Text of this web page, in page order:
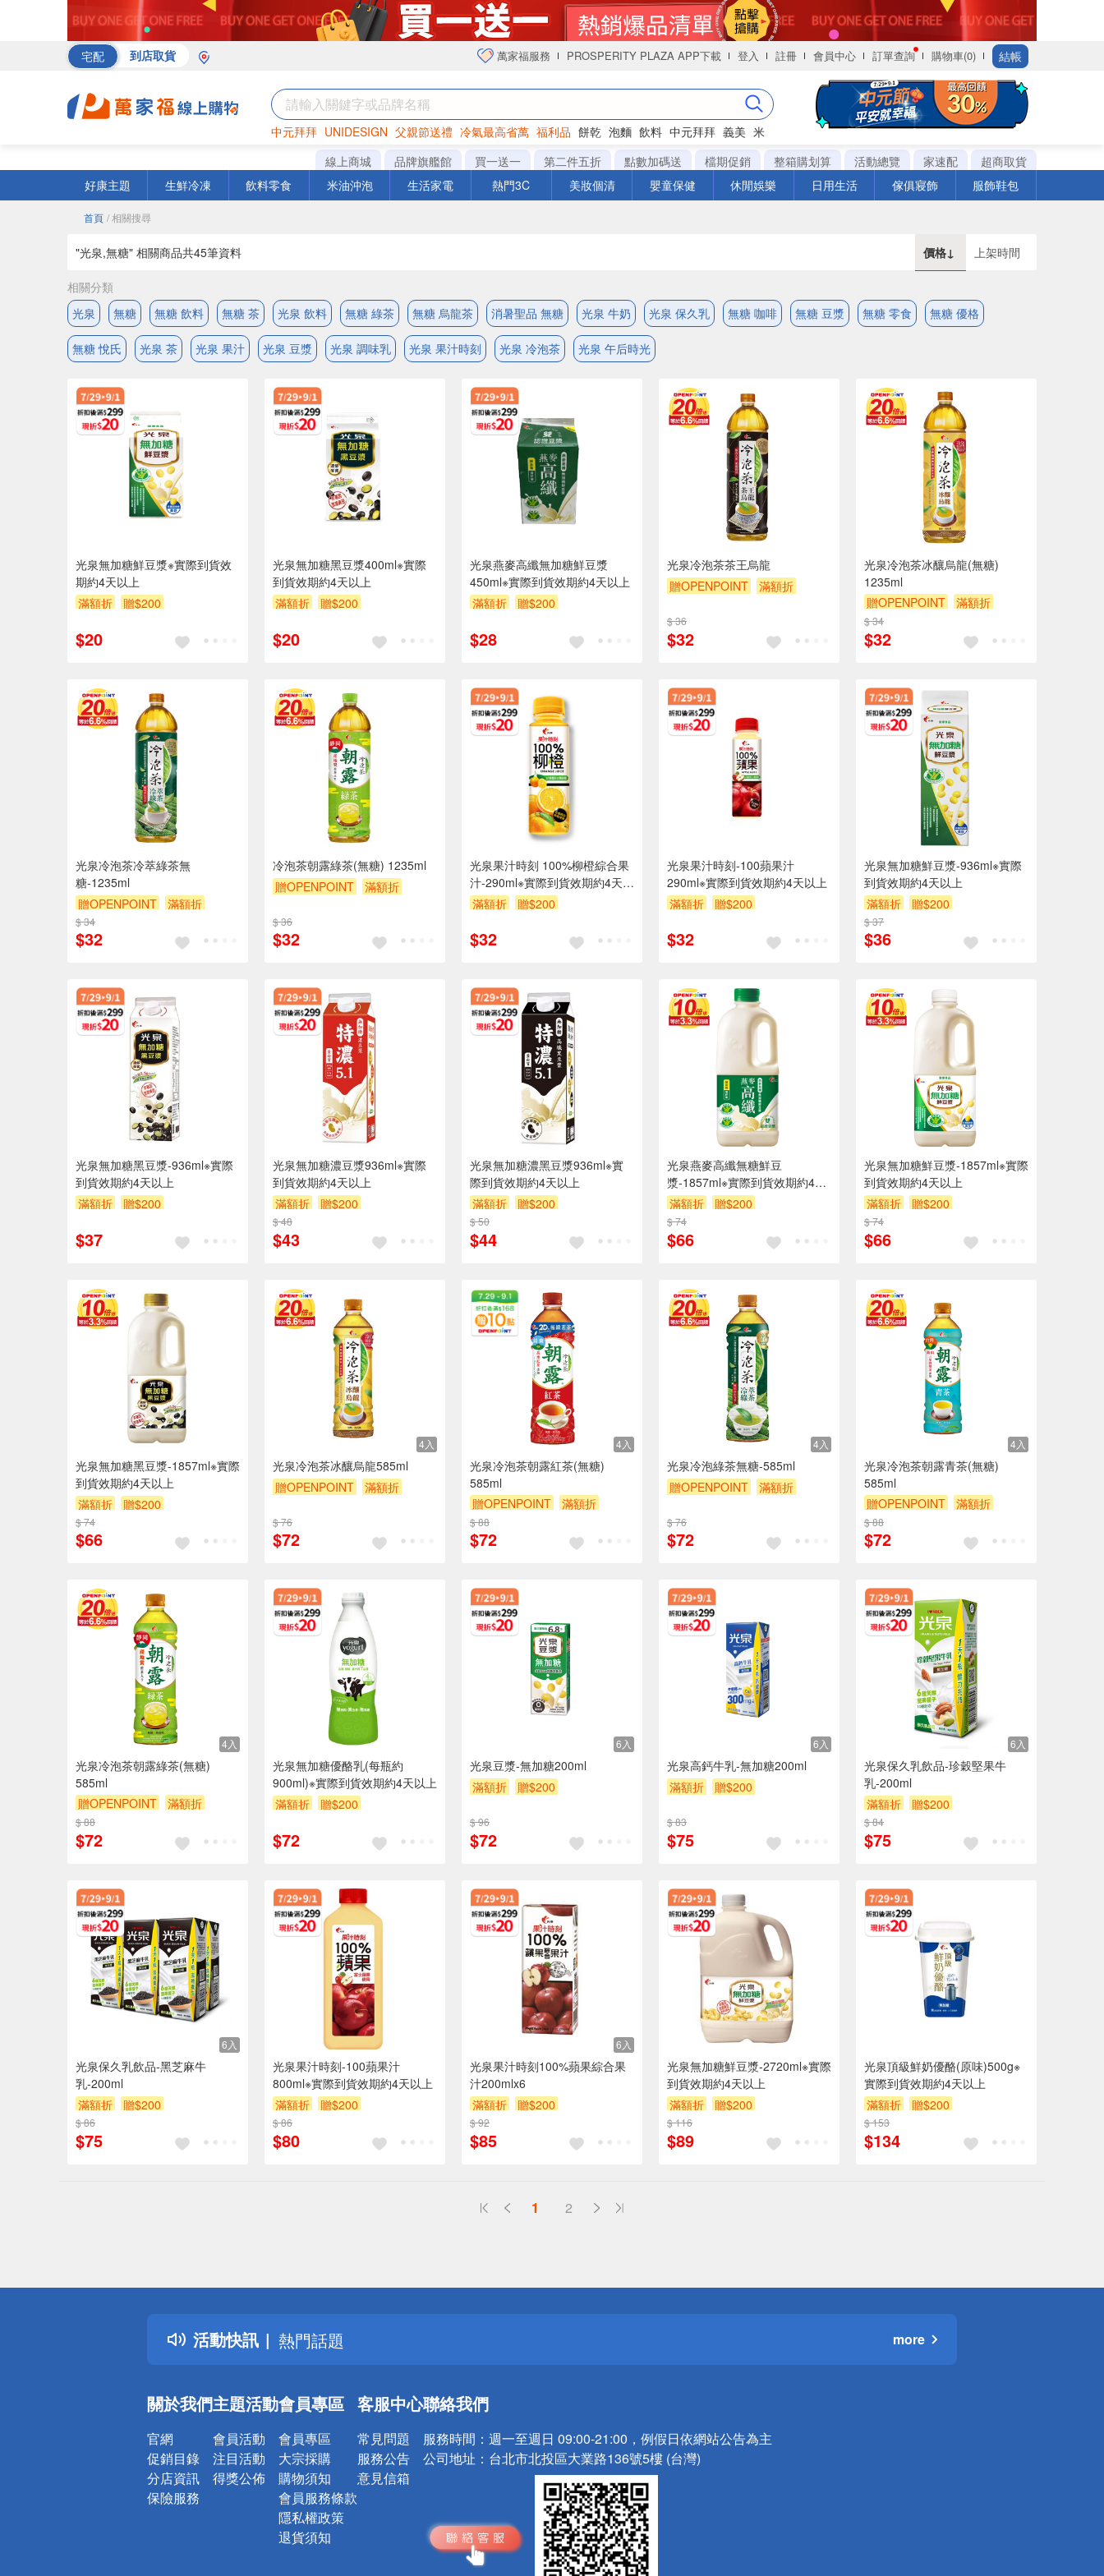
宅配 到店取貨 萬家福服務 PROSPERITY PLAZA APP下載 登入 註冊 會員中心 訂單查詢 購物車(0) 結帳
中元拜拜 UNIDESIGN 父親節送禮 冷氣最高省萬 福利品 餅乾 泡麵 飲料 中元拜拜 義美 米
巧克力 罐頭 衛生紙
線上商城 品牌旗艦館 買一送一 第二件五折 點數加碼送 檔期促銷 整箱購划算 活動總覽 家速配
超商取貨
好康主題
生鮮冷凍 飲料零食 米油沖泡 生活家電 熱門3C 美妝個清 嬰童保健 休閒娛樂 日用生活 傢俱寢飾 服飾鞋包
首頁 / 相關搜尋
"光泉,無糖" 相關商品共45筆資料 價格↓ 上架時間
相關分類
光泉
無糖 無糖 飲料 無糖 茶 光泉 飲料 無糖 綠茶 無糖 烏龍茶 消暑聖品 無糖 光泉 牛奶 光泉 保久乳 無糖 咖啡 無糖 豆漿 無糖 零食 無糖 優格
無糖 悅氏 光泉 茶 光泉 果汁 光泉 豆漿 光泉 調味乳 光泉 果汁時刻 光泉 冷泡茶 光泉 午后時光
光泉無加糖鮮豆漿※實際到貨效
期約4天以上
滿額折
贈$200
$20
光泉無加糖黑豆漿400ml※實際
到貨效期約4天以上
滿額折
贈$200
$20
光泉燕麥高纖無加糖鮮豆漿
450ml※實際到貨效期約4天以上
滿額折
贈$200
$28
光泉冷泡茶茶王烏龍
贈OPENPOINT
滿額折
$ 36
$32
光泉冷泡茶冰釀烏龍(無糖)
1235ml
贈OPENPOINT
滿額折
贈$200
$ 34
$32
光泉冷泡茶冷萃綠茶無
糖-1235ml
贈OPENPOINT
滿額折
贈$200
$ 34
$32
冷泡茶朝露綠茶(無糖) 1235ml
贈OPENPOINT
滿額折
$ 36
$32
光泉果汁時刻 100%柳橙綜合果
汁-290ml※實際到貨效期約4天以
上
滿額折 贈$200
$32
光泉果汁時刻-100蘋果汁
290ml※實際到貨效期約4天以上
滿額折
贈$200
$32
光泉無加糖鮮豆漿-936ml※實際
到貨效期約4天以上
滿額折
贈$200
$ 37
$36
光泉無加糖黑豆漿-936ml※實際
到貨效期約4天以上
滿額折
贈$200
$37
光泉無加糖濃豆漿936ml※實際
到貨效期約4天以上
滿額折
贈$200
$ 48
$43
光泉無加糖濃黑豆漿936ml※實
際到貨效期約4天以上
滿額折
贈$200
$ 50
$44
光泉燕麥高纖無糖鮮豆
漿-1857ml※實際到貨效期約4天
以上
滿額折 贈$200
$ 74
$66
光泉無加糖鮮豆漿-1857ml※實際
到貨效期約4天以上
滿額折
贈$200
$ 74
$66
光泉無加糖黑豆漿-1857ml※實際
到貨效期約4天以上
滿額折
贈$200
$ 74
$66
4入
光泉冷泡茶冰釀烏龍585ml
贈OPENPOINT
滿額折
$ 76
$72
4入
光泉冷泡茶朝露紅茶(無糖)
585ml
贈OPENPOINT
滿額折
贈$200
$ 88
$72
4入
光泉冷泡綠茶無糖-585ml
贈OPENPOINT
滿額折
$ 76
$72
4入
光泉冷泡茶朝露青茶(無糖)
585ml
贈OPENPOINT
滿額折
贈$200
$ 88
$72
4入
光泉冷泡茶朝露綠茶(無糖)
585ml
贈OPENPOINT
滿額折
贈$200
$ 88
$72
光泉無加糖優酪乳(每瓶約
900ml)※實際到貨效期約4天以上
滿額折
贈$200
$72
6入
光泉豆漿-無加糖200ml
滿額折
贈$200
$ 96
$72
6入
光泉高鈣牛乳-無加糖200ml
滿額折
贈$200
$ 83
$75
6入
光泉保久乳飲品-珍穀堅果牛
乳-200ml
滿額折
贈$200
$ 84
$75
6入
光泉保久乳飲品-黑芝麻牛
乳-200ml
滿額折
贈$200
$ 86
$75
光泉果汁時刻-100蘋果汁
800ml※實際到貨效期約4天以上
滿額折
贈$200
$ 86
$80
6入
光泉果汁時刻100%蘋果綜合果
汁200mlx6
滿額折
贈$200
$ 92
$85
光泉無加糖鮮豆漿-2720ml※實際
到貨效期約4天以上
滿額折
贈$200
$ 116
$89
光泉頂級鮮奶優酪(原味)500g※
實際到貨效期約4天以上
滿額折
贈$200
$ 153
$134
1 2
活動快訊
詐騙網頁！請小心！
得獎公告
熱門話題
銀行優惠
詐騙網頁！請小心！
more
關於我們
官網
促銷目錄
分店資訊
保險服務
主題活動
會員活動
注目活動
得獎公佈
會員專區
會員專區
大宗採購
購物須知
會員服務條款
隱私權政策
退貨須知
客服中心
常見問題
服務公告
意見信箱
聯絡我們
服務時間： 週一至週日 09:00-21:00，例假日依網站公告為主
公司地址： 台北市北投區大業路136號5樓 (台灣)